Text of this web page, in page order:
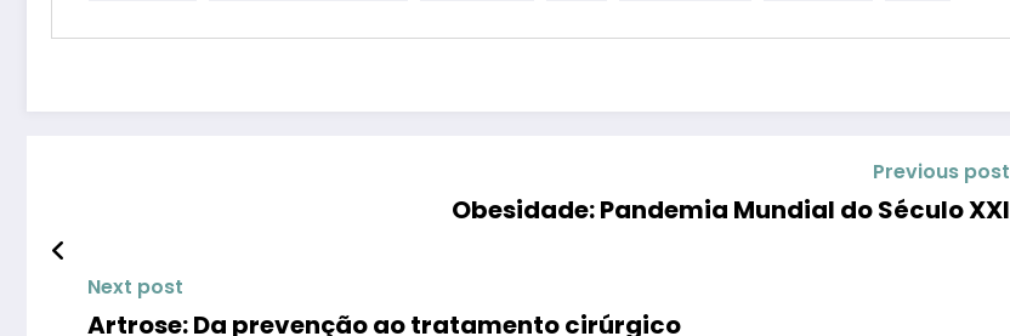
Previous post
Obesidade: Pandemia Mundial do Século XXI
Next post
Artrose: Da prevenção ao tratamento cirúrgico